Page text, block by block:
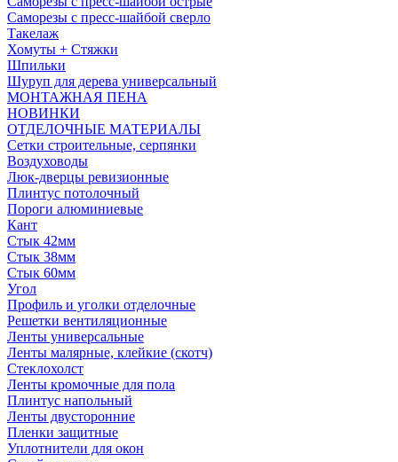
Саморезы с пресс-шайбой сверло
Такелаж
Хомуты + Стяжки
Шпильки
Шуруп для дерева универсальный
МОНТАЖНАЯ ПЕНА
НОВИНКИ
ОТДЕЛОЧНЫЕ МАТЕРИАЛЫ
Сетки строительные, серпянки
Воздуховоды
Люк-дверцы ревизионные
Плинтус потолочный
Пороги алюминиевые
Кант
Стык 42мм
Стык 38мм
Стык 60мм
Угол
Профиль и уголки отделочные
Решетки вентиляционные
Ленты универсальные
Ленты малярные, клейкие (скотч)
Стеклохолст
Ленты кромочные для пола
Плинтус напольный
Ленты двусторонние
Пленки защитные
Уплотнители для окон